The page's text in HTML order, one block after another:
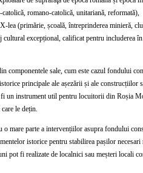
romano-catolică, unitariană, reformată),
lea (primărie, școală, întreprinderea minieră,
cultural excepțional, calificat pentru includerea în
componentele sale, cum este cazul fondului
principale ale așezării și ale construcțiilor
fi un instrument util pentru locuitorii din Roșia
le dețin.
mare parte a intervențiilor asupra fondului
istorice pentru stabilirea pașilor necesari
pot fi realizate de localnici sau meșteri locali